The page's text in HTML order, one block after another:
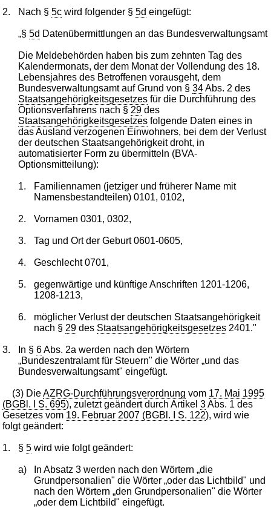
2. Nach §5c wird folgender §5d eingefügt:
„§5d Datenübermittlungen an das Bundesverwaltungsamt
Die Meldebehörden haben bis zum zehnten Tag des
Kalendermonats, der dem Monat der Vollendung des 18.
Lebensjahres des Betroffenen vorausgeht, dem
Bundesverwaltungsamt auf Grund von §34Abs. 2 des
Staatsangehörigkeitsgesetzes für die Durchführung des
Optionsverfahrens nach § 29 des
Staatsangehörigkeitsgesetzes folgende Daten eines in
das Ausland verzogenen Einwohners, bei dem der Verlust
der deutschen Staatsangehörigkeit droht, in
automatisierter Form zu übermitteln (BVA-
Optionsmitteilung):
1.
Familiennamen (jetziger und früherer Name mit
Namensbestandteilen) 0101, 0102,
2. Vornamen 0301, 0302,
3. Tag und Ort der Geburt 0601-0605,
4. Geschlecht 0701,
5.
gegenwärtige und künftige Anschriften 1201-1206,
1208-1213,
6.
möglicher Verlust der deutschen Staatsangehörigkeit
nach § 29des Staatsangehörigkeitsgesetzes2401."
3. In §6Abs. 2a werden nach den Wörtern
„Bundeszentralamt für Steuern" die Wörter „und das
Bundesverwaltungsamt" eingefügt.
(3) DieAZRG-Durchführungsverordnung vom 17. Mai 1995
(BGBl. I S. 695), zuletzt geändert durch Artikel3Abs. 1 des
Gesetzes vom 19. Februar 2007 (BGBl. I S. 122), wird wie
folgt geändert:
1. §5 wird wie folgt geändert:
a)
In Absatz 3 werden nach den Wörtern „die
Grundpersonalien" die Wörter „oder das Lichtbild" und
nach den Wörtern „den Grundpersonalien" die Wörter
„oder dem Lichtbild" eingefügt.